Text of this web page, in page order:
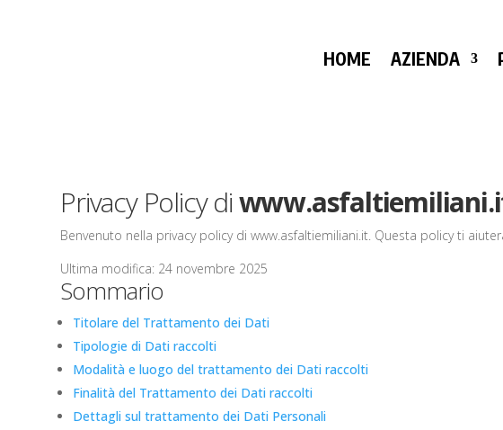
HOME AZIENDA
Privacy Policy di
Benvenuto nella privacy policy di www.asfaltiemiliani.it. Questa policy ti
Ultima modifica: 24 novembre 2025
Sommario
Titolare del Trattamento dei Dati
Tipologie di Dati raccolti
Modalità e luogo del trattamento dei Dati raccolti
Finalità del Trattamento dei Dati raccolti
Dettagli sul trattamento dei Dati Personali